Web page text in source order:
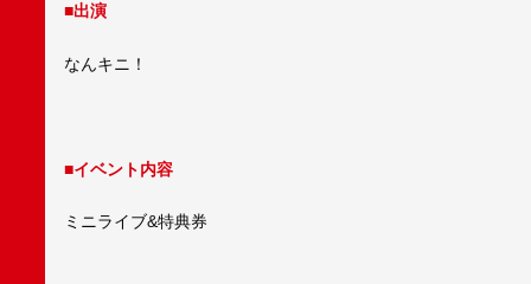
■出演
なんキニ！
■イベント内容
ミニライブ&特典券